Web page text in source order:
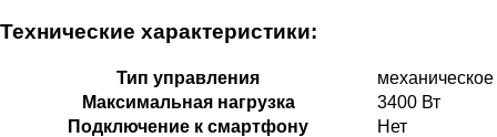
Технические характеристики:
Тип управления
механическое
Максимальная нагрузка
3400 Вт
Подключение к смартфону
Нет